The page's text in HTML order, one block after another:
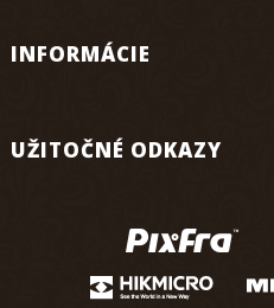
INFORMÁCIE
UŽITOČNÉ ODKAZY